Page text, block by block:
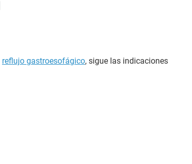
reflujo gastroesofágico, sigue las indicaciones